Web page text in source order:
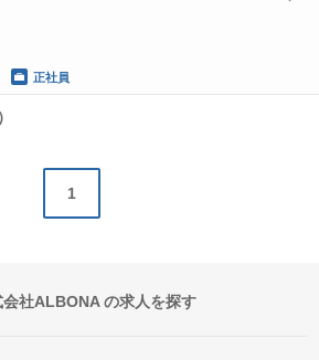
正社員
1
会社ALBONA の求人を探す